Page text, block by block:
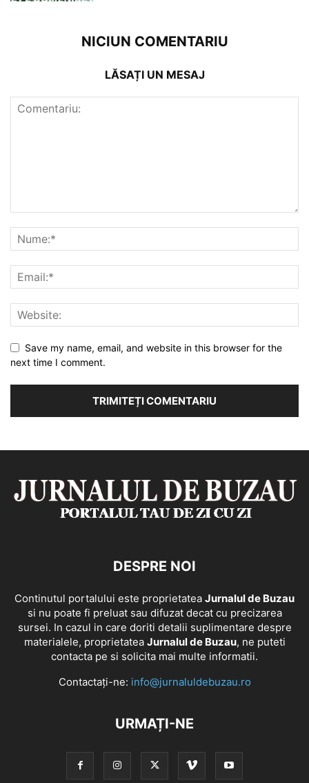
NICIUN COMENTARIU
LĂSAȚI UN MESAJ
Save my name, email, and website in this browser for the
next time I comment.
DESPRE NOI
Continutul portalului este proprietatea Jurnalul de Buzau
si nu poate fi preluat sau difuzat decat cu precizarea
sursei. In cazul in care doriti detalii suplimentare despre
materialele, proprietatea Jurnalul de Buzau, ne puteti
contacta pe si solicita mai multe informatii.
Contactați-ne: info@jurnaluldebuzau.ro
URMAȚI-NE